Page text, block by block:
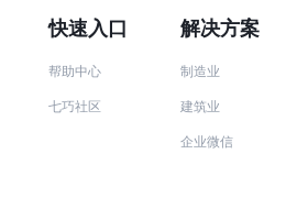
快速入口
帮助中心
七巧社区
解决方案
制造业
建筑业
企业微信